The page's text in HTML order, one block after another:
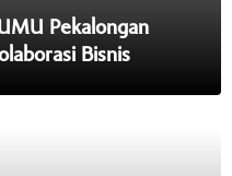
Pekalongan
Bisnis